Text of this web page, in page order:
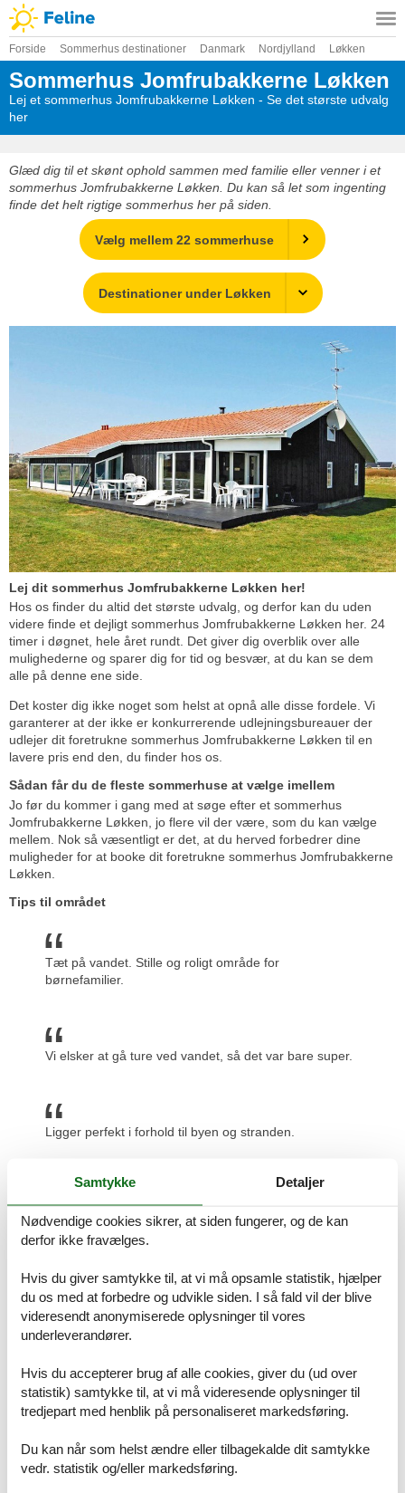
Forside Sommerhus destinationer Danmark Nordjylland Løkken
Sommerhus Jomfrubakkerne Løkken
Lej et sommerhus Jomfrubakkerne Løkken - Se det største udvalg
her
Glæd dig til et skønt ophold sammen med familie eller venner i et
sommerhus Jomfrubakkerne Løkken. Du kan så let som ingenting
finde det helt rigtige sommerhus her på siden.
Vælg mellem 22 sommerhuse
Destinationer under Løkken
Lej dit sommerhus Jomfrubakkerne Løkken her!
Hos os finder du altid det største udvalg, og derfor kan du uden
videre finde et dejligt sommerhus Jomfrubakkerne Løkken her. 24
timer i døgnet, hele året rundt. Det giver dig overblik over alle
mulighederne og sparer dig for tid og besvær, at du kan se dem
alle på denne ene side.
Det koster dig ikke noget som helst at opnå alle disse fordele. Vi
garanterer at der ikke er konkurrerende udlejningsbureauer der
udlejer dit foretrukne sommerhus Jomfrubakkerne Løkken til en
lavere pris end den, du finder hos os.
Sådan får du de fleste sommerhuse at vælge imellem
Jo før du kommer i gang med at søge efter et sommerhus
Jomfrubakkerne Løkken, jo flere vil der være, som du kan vælge
mellem. Nok så væsentligt er det, at du herved forbedrer dine
muligheder for at booke dit foretrukne sommerhus Jomfrubakkerne
Løkken.
Tips til området
Tæt på vandet. Stille og roligt område for
børnefamilier.
Vi elsker at gå ture ved vandet, så det var bare super.
Ligger perfekt i forhold til byen og stranden.
Tæt på byen og tæt på stranden, kunne ikke være
bedre.
Uanset hvilket sommerhus Jomfrubakkerne Løkken du beslutter dig
for, er du naturligvis dækket af Felines prisgaranti. Vi står inde for at
der ikke er ét eneste af de andre udlejningsbureauer, som udlejer
dit foretrukne sommerhus Jomfrubakkerne Løkken til en pris, som
Hvis der en sjælden gang sker en fejl i vores priskontrol, godtgør vi
dig hele forskellen i prisen. Beløbet bliver indsat simpelthen på din
konto.
Hvis du sidder tilbage med spørgsmål eller særlige ønsker i
forbindelse med din søgning efter et sommerhus Jomfrubakkerne
Samtykke Detaljer
Nødvendige cookies sikrer, at siden fungerer, og de kan
derfor ikke fravælges.
Hvis du giver samtykke til, at vi må opsamle statistik, hjælper
du os med at forbedre og udvikle siden. I så fald vil der blive
videresendt anonymiserede oplysninger til vores
underleverandører.
Hvis du accepterer brug af alle cookies, giver du (ud over
statistik) samtykke til, at vi må videresende oplysninger til
tredjepart med henblik på personaliseret markedsføring.
Du kan når som helst ændre eller tilbagekalde dit samtykke
vedr. statistik og/eller markedsføring.